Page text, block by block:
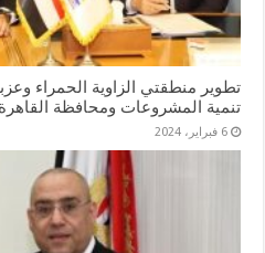
تطوير منطقتي الزاوية الحمراء
تنمية المشروعات ومحافظة القاهرة
6 فبراير، 2024